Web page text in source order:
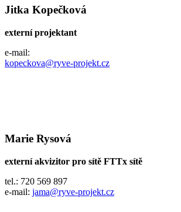
Jitka Kopečková
externí projektant
e-mail:
kopeckova@ryve-projekt.cz
Marie Rysová
externí akvizitor pro sítě FTTx sítě
tel.: 720 569 897
e-mail: jama@ryve-projekt.cz